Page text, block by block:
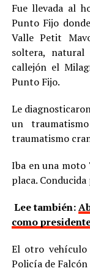
Fue llevada al
Punto Fijo
Valle Petit
soltera,
callejón el
Punto Fijo.
Le
un
traumatismo
Iba en una moto
placa.
Lee también:
como
El otro vehículo
Policía de